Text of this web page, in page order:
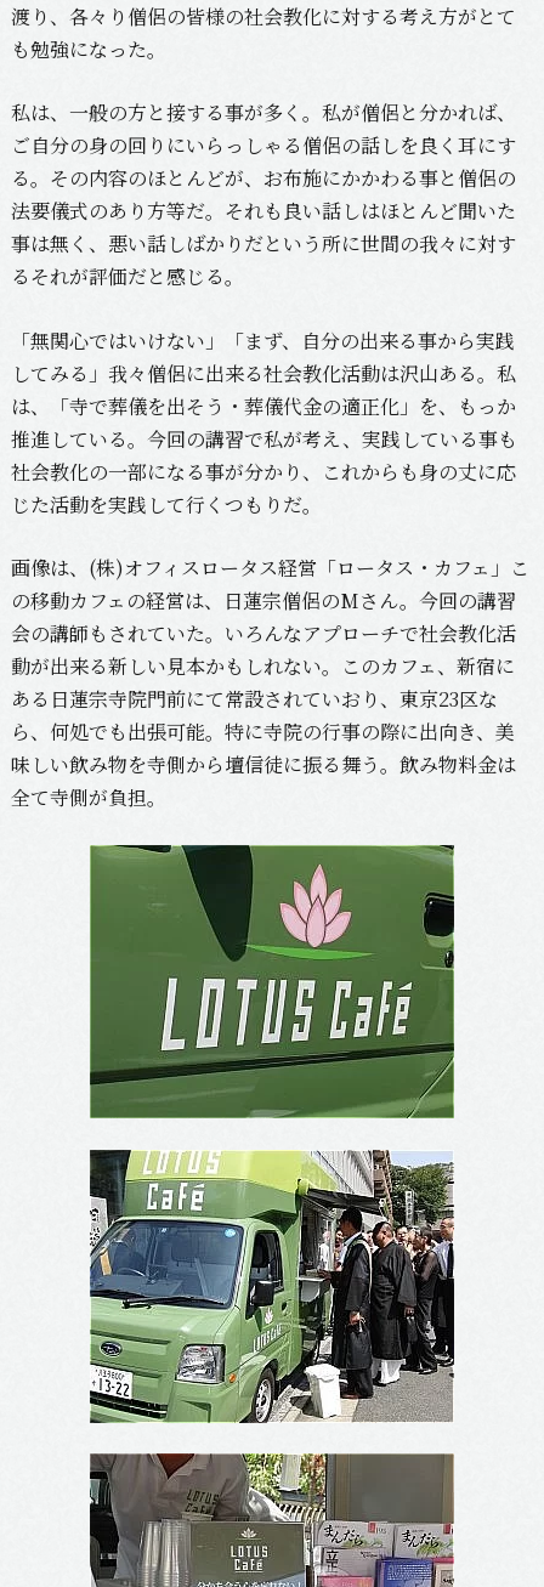
渡り、各々り僧侶の皆様の社会教化に対する考え方がとて
も勉強になった。
私は、一般の方と接する事が多く。私が僧侶と分かれば、
ご自分の身の回りにいらっしゃる僧侶の話しを良く耳にす
る。その内容のほとんどが、お布施にかかわる事と僧侶の
法要儀式のあり方等だ。それも良い話しはほとんど聞いた
事は無く、悪い話しばかりだという所に世間の我々に対す
るそれが評価だと感じる。
「無関心ではいけない」「まず、自分の出来る事から実践
してみる」我々僧侶に出来る社会教化活動は沢山ある。私
は、「寺で葬儀を出そう・葬儀代金の適正化」を、もっか
推進している。今回の講習で私が考え、実践している事も
社会教化の一部になる事が分かり、これからも身の丈に応
じた活動を実践して行くつもりだ。
画像は、(株)オフィスロータス経営「ロータス・カフェ」こ
の移動カフェの経営は、日蓮宗僧侶のMさん。今回の講習
会の講師もされていた。いろんなアプローチで社会教化活
動が出来る新しい見本かもしれない。このカフェ、新宿に
ある日蓮宗寺院門前にて常設されていおり、東京23区な
ら、何処でも出張可能。特に寺院の行事の際に出向き、美
味しい飲み物を寺側から壇信徒に振る舞う。飲み物料金は
全て寺側が負担。